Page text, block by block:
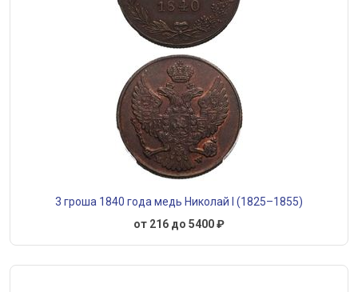
3 гроша 1840 года медь Николай I (1825–1855)
от 216 до 5400 ₽